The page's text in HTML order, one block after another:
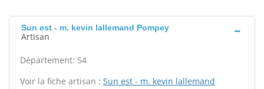
Sun est - m. kevin lallemand Pompey
Artisan
Département: 54
Voir la fiche artisan : Sun est - m. kevin lallemand